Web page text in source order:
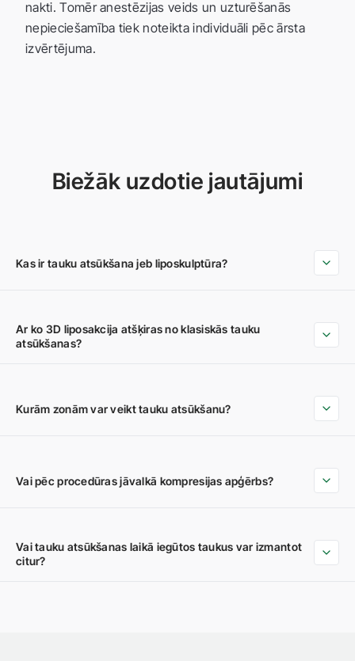
nakti. Tomēr anestēzijas veids un uzturēšanās
nepieciešamība tiek noteikta individuāli pēc ārsta
izvērtējuma.
Biežāk uzdotie jautājumi
Kas ir tauku atsūkšana jeb liposkulptūra?
Ar ko 3D liposakcija atšķiras no klasiskās tauku
atsūkšanas?
Kurām zonām var veikt tauku atsūkšanu?
Vai pēc procedūras jāvalkā kompresijas apģērbs?
Vai tauku atsūkšanas laikā iegūtos taukus var izmantot
citur?